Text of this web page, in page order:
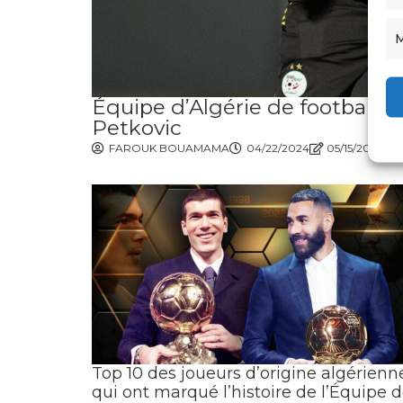
Équipe d’Algérie de football :
Petkovic
FAROUK BOUAMAMA 04/22/2024 05/15/2024
Top 10 des joueurs d’origine
qui ont marqué l’histoire de l’Équipe